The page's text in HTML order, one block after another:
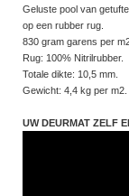
Geluste pool van
op een rubber rug.
830 gram garens per
Rug: 100% Nitrilrubber.
Totale dikte: 10,5 mm.
Gewicht: 4,4 kg per m2.
UW DEURMAT ZELF